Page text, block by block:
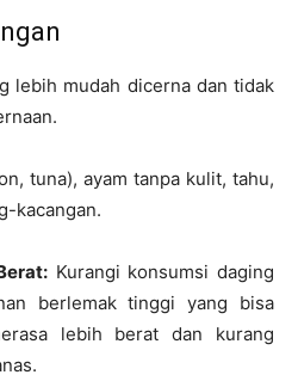
lebih mudah dicerna dan tidak
tuna), ayam tanpa kulit, tahu,
kacangan.
Kurangi konsumsi daging
berlemak tinggi yang bisa
lebih berat dan kurang